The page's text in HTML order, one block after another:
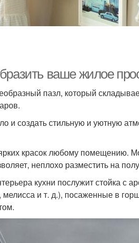
ваше жилое
пазл, который
и создать стильную и уютную
красок любому помещению.
неплохо разместить на
кухни послужит стойка с
и т. д.), посаженные в